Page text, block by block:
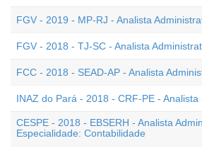
FGV - 2019 - MP-RJ - Analista
FGV - 2018 - TJ-SC - Analista
FCC - 2018 - SEAD-AP - Analista
INAZ do Pará - 2018 - CRF-PE -
CESPE - 2018 - EBSERH - Analista
Especialidade: Contabilidade